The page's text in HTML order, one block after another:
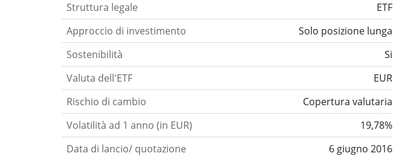
Struttura legale
ETF
Approccio di investimento
Solo posizione lunga
Sostenibilità
Si
Valuta dell'ETF
EUR
Rischio di cambio
Copertura valutaria
Volatilità ad 1 anno (in EUR)
19,78%
Data di lancio/ quotazione
6 giugno 2016